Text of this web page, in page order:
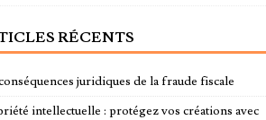
RÉCENTS
juridiques de la fraude fiscale
intellectuelle : protégez vos créations avec